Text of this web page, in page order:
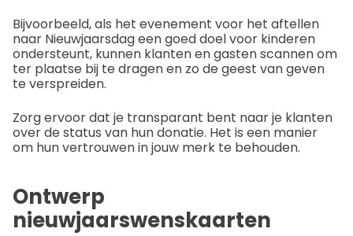
Bijvoorbeeld, als het evenement voor het aftellen
naar Nieuwjaarsdag een goed doel voor kinderen
ondersteunt, kunnen klanten en gasten scannen om
ter plaatse bij te dragen en zo de geest van geven
te verspreiden.
Zorg ervoor dat je transparant bent naar je klanten
over de status van hun donatie. Het is een manier
om hun vertrouwen in jouw merk te behouden.
Ontwerp
nieuwjaarswenskaarten